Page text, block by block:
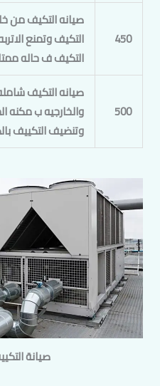
450
صيانه التكيف من
التكيف وتمنع
التكيف ف حاله
500
صيانه التكيف
والخارجيه ب مكنه
وتنضيف التكييف
صيانة